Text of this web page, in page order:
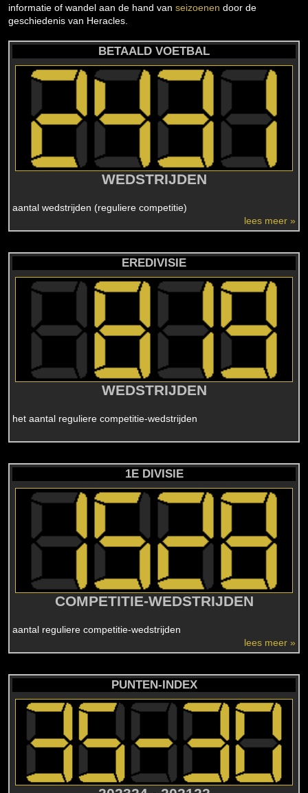
informatie of wandel aan de hand van seizoenen door de
geschiedenis van Heracles.
BETAALD VOETBAL
WEDSTRIJDEN
aantal wedstrijden (reguliere competitie)
lees meer »
EREDIVISIE
WEDSTRIJDEN
het aantal reguliere competitie-wedstrijden
1E DIVISIE
COMPETITIE-WEDSTRIJDEN
aantal reguliere competitie-wedstrijden
lees meer »
PUNTEN-INDEX